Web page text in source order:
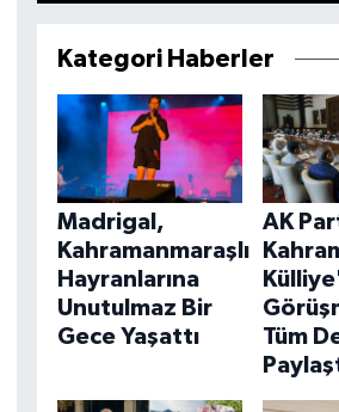
Kategori Haberler
Madrigal,
Kahramanmaraşlı
Hayranlarına
Unutulmaz Bir
Gece Yaşattı
AK
Tüm